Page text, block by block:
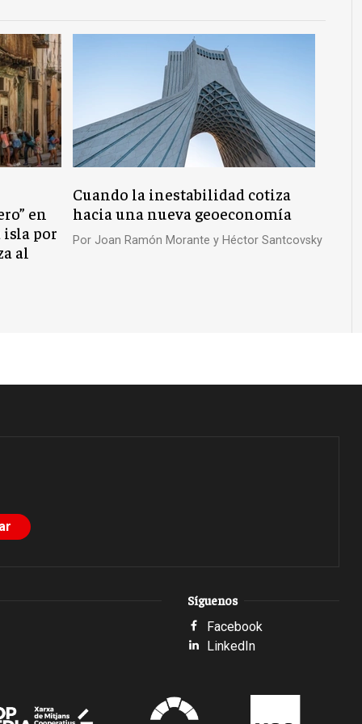
en
isla por
al
Cuando la inestabilidad cotiza
hacia una nueva geoeconomía
Por Joan Ramón Morante y Héctor Santcovsky
Síguenos
Facebook
LinkedIn